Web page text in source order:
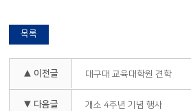
목록
▲ 이전글 대구대 교육대학원 견학
▼ 다음글 개소 4주년 기념 행사